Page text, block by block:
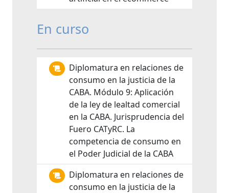
En curso
Diplomatura en relaciones de
consumo en la justicia de la
CABA. Módulo 9: Aplicación
de la ley de lealtad comercial
en la CABA. Jurisprudencia del
Fuero CATyRC. La
competencia de consumo en
el Poder Judicial de la CABA
Diplomatura en relaciones de
consumo en la justicia de la